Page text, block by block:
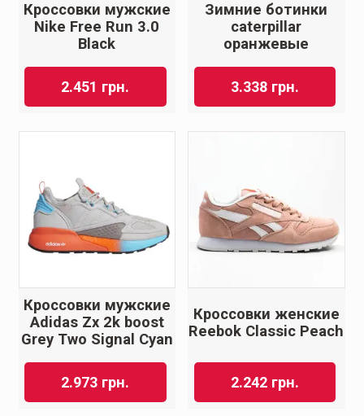
Кроссовки мужские
Nike Free Run 3.0
Black
2.451 грн.
Зимние ботинки
caterpillar
оранжевые
3.338 грн.
Кроссовки мужские
Adidas Zx 2k boost
Grey Two Signal Cyan
2.973 грн.
Кроссовки женские
Reebok Classic Peach
2.242 грн.